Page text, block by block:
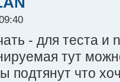
- для теста и
тут
подтянут что